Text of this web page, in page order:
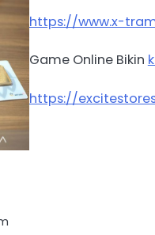
https://www.x-
Game Online Bikin
https://